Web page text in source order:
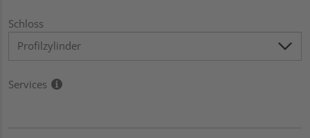
Schloss
Services